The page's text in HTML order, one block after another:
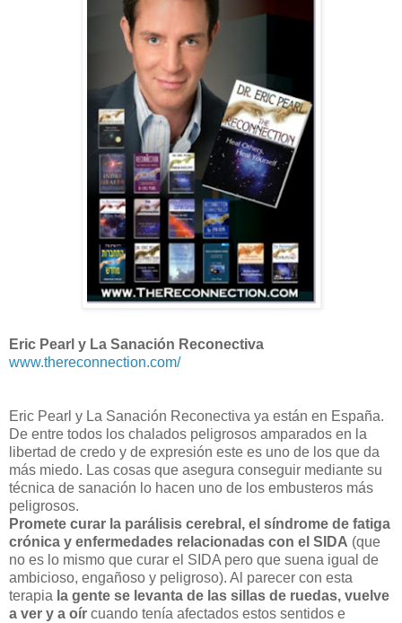
Eric Pearl y La Sanación Reconectiva
www.thereconnection.com/
Eric Pearl y La Sanación Reconectiva ya están en España.
De entre todos los chalados peligrosos amparados en la
libertad de credo y de expresión este es uno de los que da
más miedo. Las cosas que asegura conseguir mediante su
técnica de sanación lo hacen uno de los embusteros más
peligrosos.
Promete curar la parálisis cerebral, el síndrome de fatiga
crónica y enfermedades relacionadas con el SIDA (que
no es lo mismo que curar el SIDA pero que suena igual de
ambicioso, engañoso y peligroso). Al parecer con esta
terapia la gente se levanta de las sillas de ruedas, vuelve
a ver y a oír cuando tenía afectados estos sentidos e